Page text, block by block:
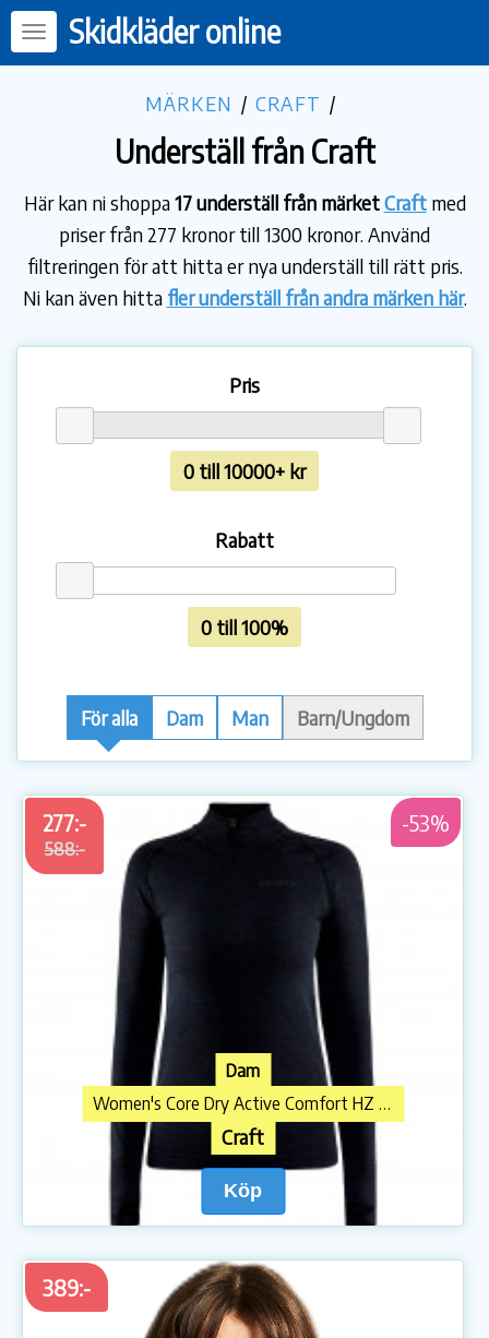
Skidkläder online
MÄRKEN /CRAFT /
Underställ från Craft
Här kan ni shoppa17 underställ från märketCraftmed
priser från 277 kronor till 1300 kronor. Använd
filtreringen för att hitta er nya underställ till rätt pris.
Ni kan även hitta fler underställ från andra märken här.
Pris
0 till 10000+ kr
Rabatt
0 till 100%
För alla Dam Man Barn/Ungdom
277:-
588:-
-53%
Dam
Women's Core Dry Active Comfort HZ Underkläder syntet
Craft
Köp
389:-